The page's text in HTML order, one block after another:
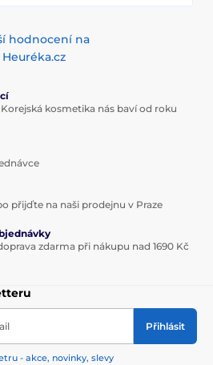
hodnocení na
Heuréka.cz
kosmetika nás baví od roku
přijďte na naši prodejnu v Praze
zdarma při nákupu nad 1690 Kč
Přihlásit
- akce, novinky, slevy